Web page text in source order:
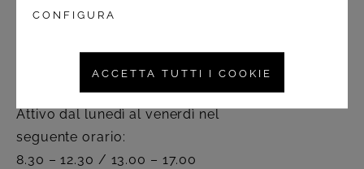
Contatto
Servizio clienti
Attivo dal lunedì al venerdì nel
seguente orario:
8.30 – 12.30 / 13.00 – 17.00
CONFIGURA
ACCETTA TUTTI I COOKIE